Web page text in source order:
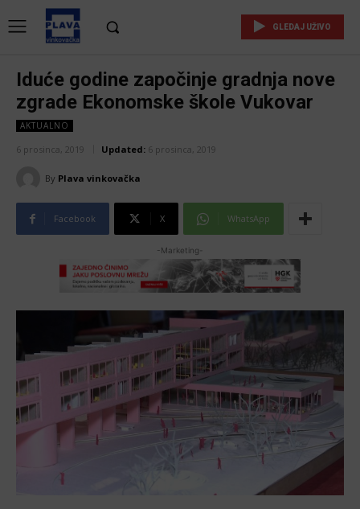
GLEDAJ UŽIVO
Iduće godine započinje gradnja nove
zgrade Ekonomske škole Vukovar
AKTUALNO
6 prosinca, 2019 Updated: 6 prosinca, 2019
By Plava vinkovačka
Facebook X WhatsApp
-Marketing-